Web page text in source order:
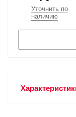
Уточнить по
наличию